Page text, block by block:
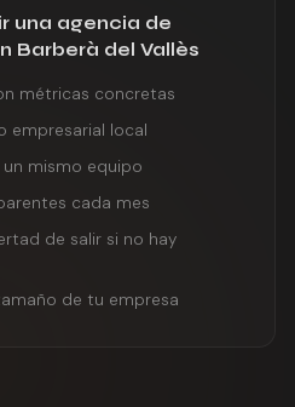
una agencia de
Barberà del Vallès
métricas concretas
empresarial local
mismo equipo
cada mes
de salir si no hay
de tu empresa